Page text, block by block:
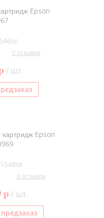
Epson
0 отзывов
/ шт.
Epson
0 отзывов
p/ шт.